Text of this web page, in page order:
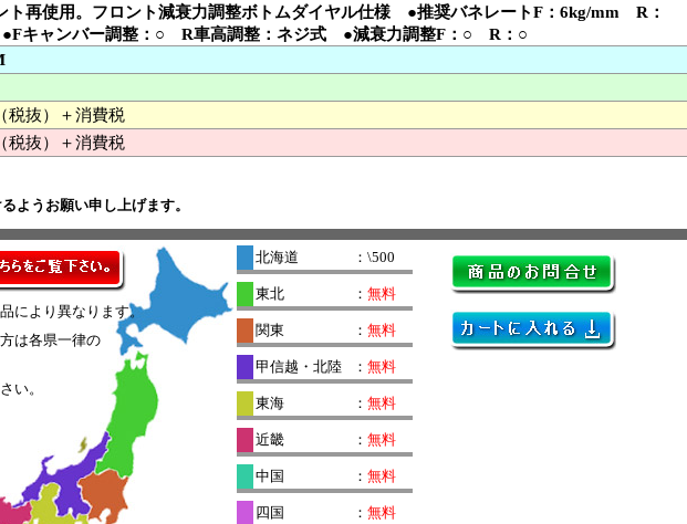
ト再使用。フロント減衰力調整ボトムダイヤル仕様 ●推奨バネレートF：6kg/mm R：
キャンバー調整：○ R車高調整：ネジ式 ●減衰力調整F：○ R：○
税抜）＋消費税
税抜）＋消費税
ようお願い申し上げます。
により異なります。
は各県一律の
い。
北海道 ：\500
東北 ： 無料
関東 ： 無料
甲信越・北陸 ： 無料
東海 ： 無料
近畿 ： 無料
中国 ： 無料
四国 ： 無料